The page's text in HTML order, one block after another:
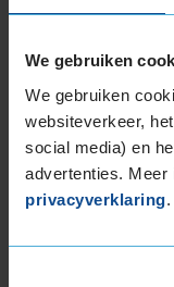
We gebruiken
We gebruiken
websiteverkeer,
social media) en
advertenties. Meer
privacyverklaring.